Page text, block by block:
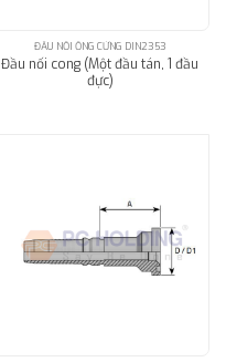
ĐẦU NỐI ỐNG CỨNG DIN2353
Đầu nối cong (Một đầu tán, 1 đầu
đực)